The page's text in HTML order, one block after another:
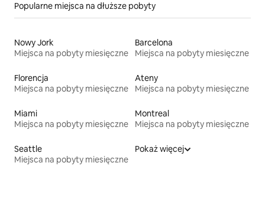
Popularne miejsca na dłuższe pobyty
Nowy Jork
Miejsca na pobyty miesięczne
Barcelona
Miejsca na pobyty miesięczne
Florencja
Miejsca na pobyty miesięczne
Ateny
Miejsca na pobyty miesięczne
Miami
Miejsca na pobyty miesięczne
Montreal
Miejsca na pobyty miesięczne
Seattle
Miejsca na pobyty miesięczne
Pokaż więcej